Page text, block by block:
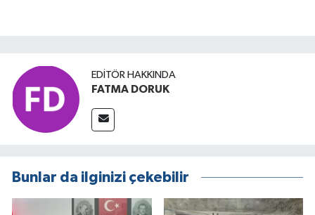
EDITÖR HAKKINDA
FATMA DORUK
Bunlar da ilginizi çekebilir